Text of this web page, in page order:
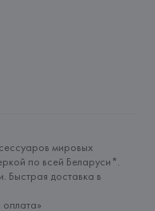
мировых
по всей Беларуси*.
Быстрая доставка в
»